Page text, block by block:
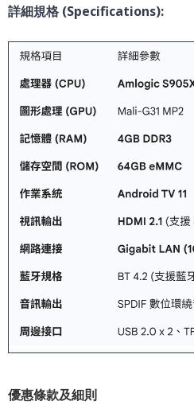
詳細規格 (Specifications):
優惠條款及細則